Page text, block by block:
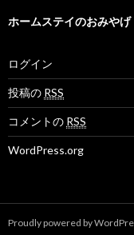
ホームステイのおみやげ
ログイン
投稿の RSS
コメントの RSS
WordPress.org
Proudly powered by